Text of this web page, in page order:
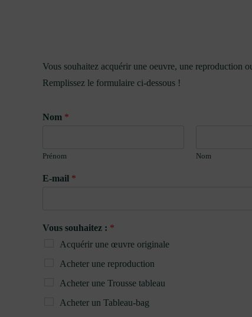
Vous souhaitez acquérir une oeuvre, une reproduction
Remplissez le formulaire ci-dessous !
Nom *
Prénom Nom
E-mail *
Vous souhaitez : *
Acquérir une œuvre originale
Acheter une reproduction
Acheter une Trousse tableau
Acheter un Tableau-bag